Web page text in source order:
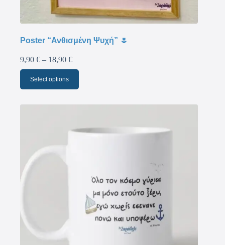
Poster “Ανθισμένη Ψυχή” 🌷
9,90 € – 18,90 €
Select options